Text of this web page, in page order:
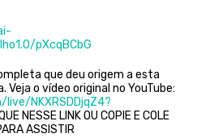
pXcqBCbG
que deu origem a esta
o vídeo original no YouTube:
NKXRSDDjqZ4?
NESSE LINK OU COPIE E COLE
ASSISTIR